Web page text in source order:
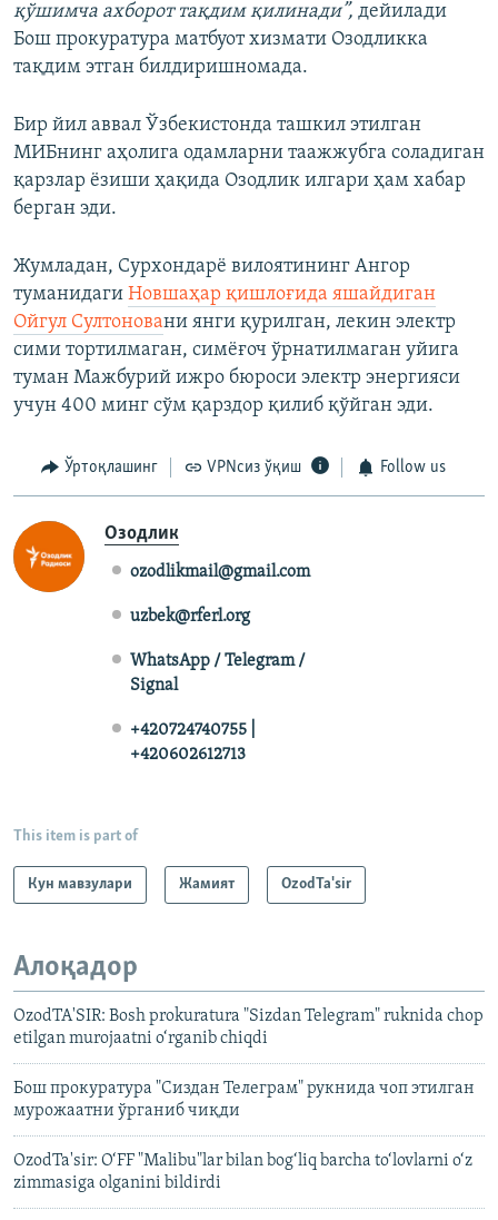
қўшимча ахборот тақдим қилинади”, дейилади
Бош прокуратура матбуот хизмати Озодликка
тақдим этган билдиришномада.
Бир йил аввал Ўзбекистонда ташкил этилган
МИБнинг аҳолига одамларни таажжубга соладиган
қарзлар ёзиши ҳақида Озодлик илгари ҳам хабар
берган эди.
Жумладан, Сурхондарё вилоятининг Ангор
туманидаги Новшаҳар қишлоғида яшайдиган
Ойгул Султоновани янги қурилган, лекин электр
сими тортилмаган, симёғоч ўрнатилмаган уйига
туман Мажбурий ижро бюроси электр энергияси
учун 400 минг сўм қарздор қилиб қўйган эди.
Ўртоқлашинг VPNсиз ўқиш Follow us
Озодлик
ozodlikmail@gmail.com
uzbek@rferl.org
WhatsApp / Telegram /
Signal
+420724740755 |
+420602612713
This item is part of
Кун мавзулари Жамият OzodTa'sir
Алоқадор
OzodTA'SIR: Bosh prokuratura "Sizdan Telegram" ruknida chop
etilgan murojaatni o‘rganib chiqdi
Бош прокуратура "Сиздан Телеграм" рукнида чоп этилган
мурожаатни ўрганиб чиқди
OzodTa'sir: O‘FF "Malibu"lar bilan bog‘liq barcha to‘lovlarni o‘z
zimmasiga olganini bildirdi